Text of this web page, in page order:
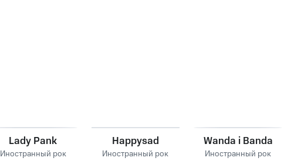
Lady Pank
Иностранный рок
Happysad
Иностранный рок
Wanda i Banda
Иностранный рок